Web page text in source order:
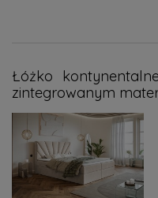
Łóżko
zintegrowanym